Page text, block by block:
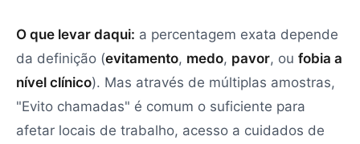
O que levar daqui: a percentagem exata depende
da definição (evitamento, medo, pavor, ou fobia a
nível clínico). Mas através de múltiplas amostras,
"Evito chamadas" é comum o suficiente para
afetar locais de trabalho, acesso a cuidados de